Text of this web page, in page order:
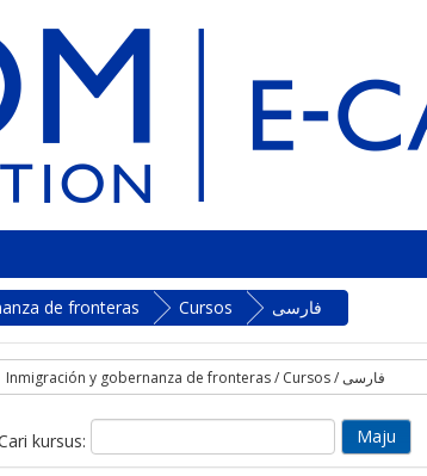
de fronteras Cursos فارسی
kursus: